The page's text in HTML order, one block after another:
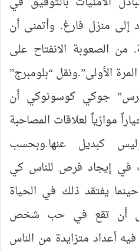
إلى منزل فارغ. وأتمنى أن
من الصعوبة الانفتاح على
الأولى”.ونقل “بلومبرج”
جوكي كوسونوكي أن
موازياً لعلاقات المصاحبة
كبديل عنها.وبحسب
في إيجاد فرص للناس كي
يفتقد ذلك في الحياة
أن تقع في حب شخص
أعداد متزايدة من الناس